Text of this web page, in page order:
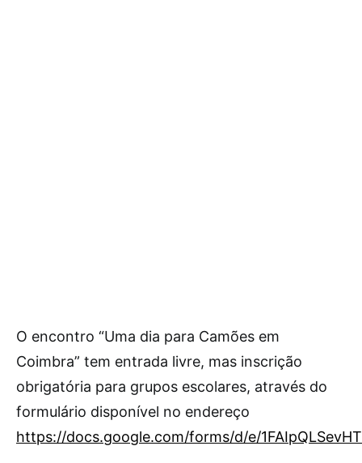
O encontro “Uma dia para Camões em
Coimbra” tem entrada livre, mas inscrição
obrigatória para grupos escolares, através do
formulário disponível no endereço
https://docs.google.com/forms/d/e/